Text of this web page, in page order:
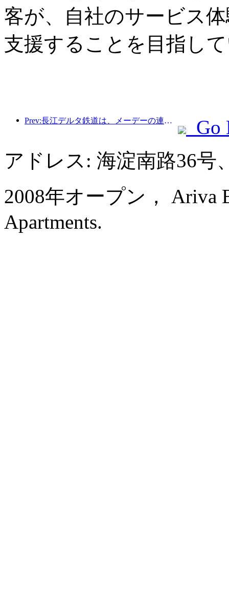
客が、自社のサービス
支援することを目指し
Prev:長江デルタ鉄道は、メーデーの連休期間中に2138万人以上の乗客を輸送した。
Go
アドレス: 海淀南路36号
2008年オープン， Ariva
Apartments.